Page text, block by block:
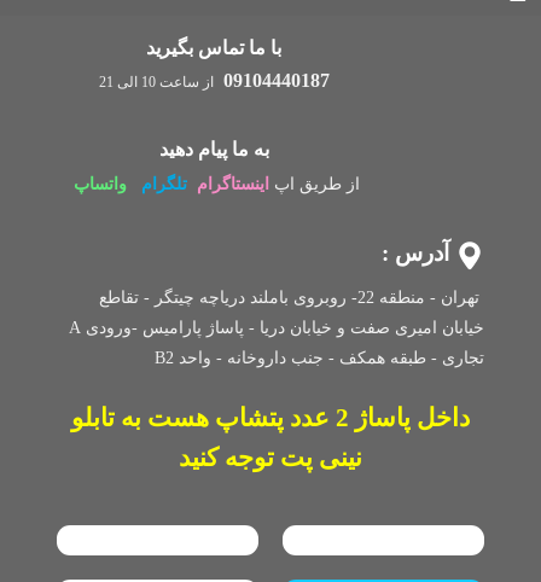
با ما تماس بگیرید
09104440187 از ساعت 10 الی 21
به ما پیام دهید
از طریق اپ اینستاگرام تلگرام واتساپ
آدرس :
تهران - منطقه 22- روبروی باملند دریاچه چیتگر - تقاطع
خیابان امیری صفت و خیابان دریا - پاساژ پارامیس -ورودی A
تجاری - طبقه همکف - جنب داروخانه - واحد B2
داخل پاساژ 2 عدد پتشاپ هست به تابلو
نینی پت توجه کنید